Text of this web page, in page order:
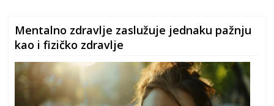
Mentalno zdravlje zaslužuje jednaku pažnju
kao i fizičko zdravlje